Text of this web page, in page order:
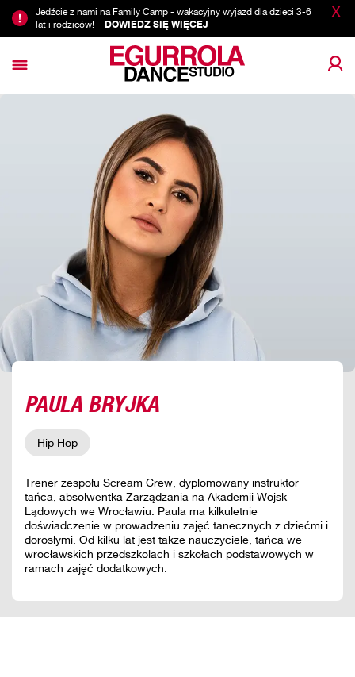
X
Jedźcie z nami na Family Camp - wakacyjny wyjazd dla dzieci 3-6
lat i rodziców!
DOWIEDZ SIĘ WIĘCEJ
PAULA BRYJKA
Hip Hop
Trener zespołu Scream Crew, dyplomowany instruktor
tańca, absolwentka Zarządzania na Akademii Wojsk
Lądowych we Wrocławiu. Paula ma kilkuletnie
doświadczenie w prowadzeniu zajęć tanecznych z dziećmi i
dorosłymi. Od kilku lat jest także nauczyciele, tańca we
wrocławskich przedszkolach i szkołach podstawowych w
ramach zajęć dodatkowych.